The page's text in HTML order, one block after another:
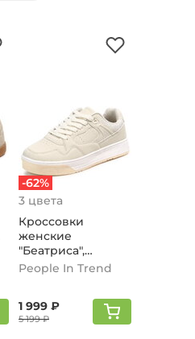
-62%
3 цвета
Кроссовки
женские
"Беатриса",
Бежево-серый
People In Trend
1 999 ₽
5 199 ₽